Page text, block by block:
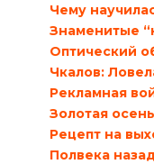
Чему
Знаменитые
Оптический
Чкалов:
Рекламная
Золотая
Рецепт на
Полвека